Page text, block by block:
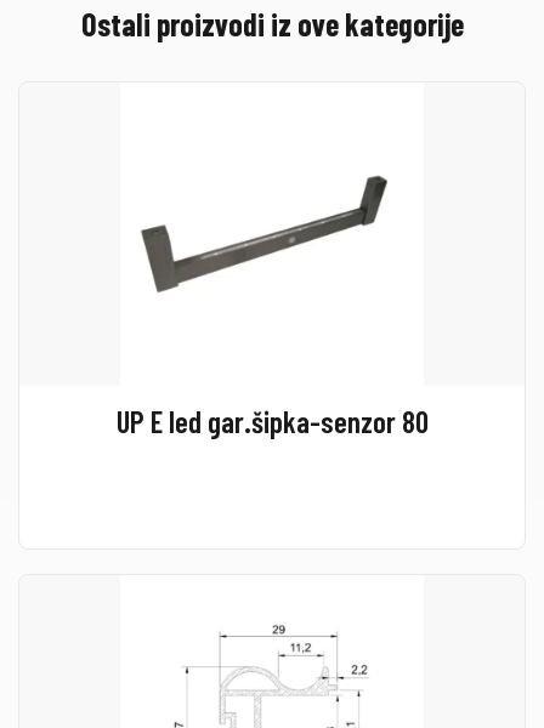
Ostali proizvodi iz ove kategorije
UP E led gar.šipka-senzor 80